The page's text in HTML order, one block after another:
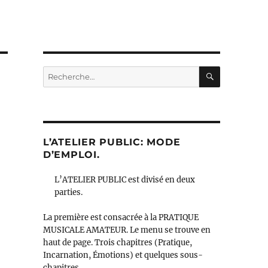
Recherche
pour :
L’ATELIER PUBLIC: MODE
D’EMPLOI.
L’ATELIER PUBLIC est divisé en deux
parties.
La première est consacrée à la PRATIQUE
MUSICALE AMATEUR. Le menu se trouve en
haut de page. Trois chapitres (Pratique,
Incarnation, Émotions) et quelques sous-